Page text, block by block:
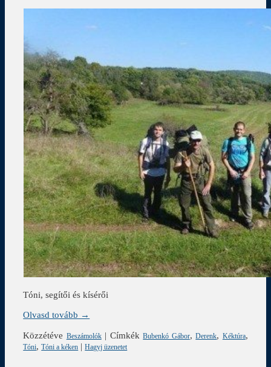
Tóni, segítői és kísérői
Olvasd tovább →
Közzétéve Beszámolók| Címkék Bubenkó Gábor,Derenk, Kéktúra,
Tóni,Tóni a kéken |Hagyj üzenetet